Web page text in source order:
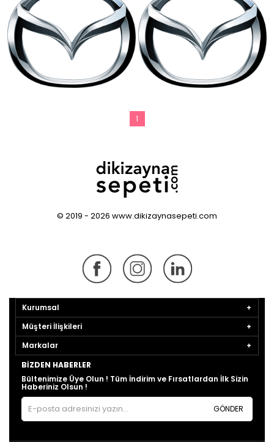
1
© 2019 - 2026 www.dikizaynasepeti.com
Kurumsal
Müşteri İlişkileri
Markalar
BIZDEN HABERLER
Bültenimize Üye Olun ! Tüm İndirim ve Fırsatlardan İlk Sizin
Haberiniz Olsun !
GÖNDER